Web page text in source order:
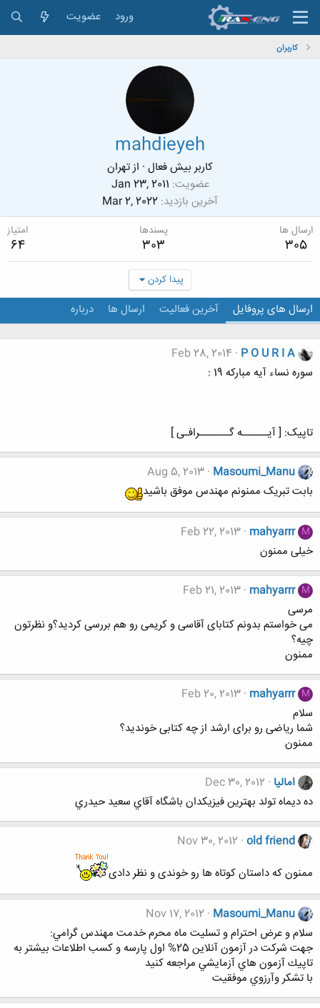
ورود عضویت
کاربران
mahdieyeh
کاربر بیش فعال · ازتهران
عضویت Jan 23, 2011
آخرین بازدید Mar 2, 2022
ارسال ها
305
پسندها
303
امتیاز
64
پیدا کردن
ارسال های پروفایل آخرین فعالیت ارسال ها درباره
P O U R I A
Feb 28, 2014
سوره نساء آیه مبارکه 19 :
تاپیک: [ آیــــــه گـــــــرافـی ]
Masoumi_Manu
Aug 5, 2013
بابت تبریک ممنونم مهندس موفق باشید
M
mahyarrr
Feb 22, 2013
خیلی ممنون
M
mahyarrr
Feb 21, 2013
مرسی
می خواستم بدونم کتابای آقاسی و کریمی رو هم بررسی کردید؟و نظرتون
چیه؟
ممنون
M
mahyarrr
Feb 20, 2013
سلام
شما ریاضی رو برای ارشد از چه کتابی خوندید؟
ممنون
امالیا Dec 30, 2012
ده ديماه تولد بهترين فيزيكدان باشگاه آقاي سعيد حيدري
old friend
Nov 30, 2012
ممنون که داستان کوتاه ها رو خوندی و نظر دادی
Masoumi_Manu
Nov 17, 2012
سلام و عرض احترام و تسليت ماه محرم خدمت مهندس گرامي:
جهت شركت در آزمون آنلاين 25% اول پارسه و كسب اطلاعات بيشتر به
تاپيك آزمون هاي آزمايشي مراجعه كنيد
با تشكر وآرزوي موفقيت